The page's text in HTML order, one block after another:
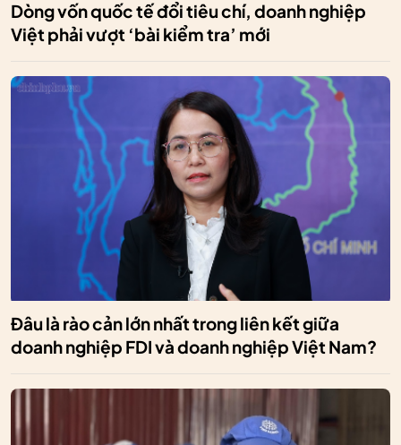
Dòng vốn quốc tế đổi tiêu chí, doanh nghiệp
Việt phải vượt ‘bài kiểm tra’ mới
Đâu là rào cản lớn nhất trong liên kết giữa
doanh nghiệp FDI và doanh nghiệp Việt Nam?